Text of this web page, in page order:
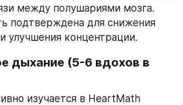
между полушариями мозга.
подтверждена для снижения
улучшения концентрации.
дыхание (5-6 вдохов в
изучается в HeartMath